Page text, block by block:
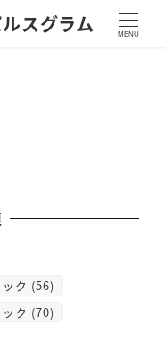
スグラム MENU
ク (56)
ク (70)